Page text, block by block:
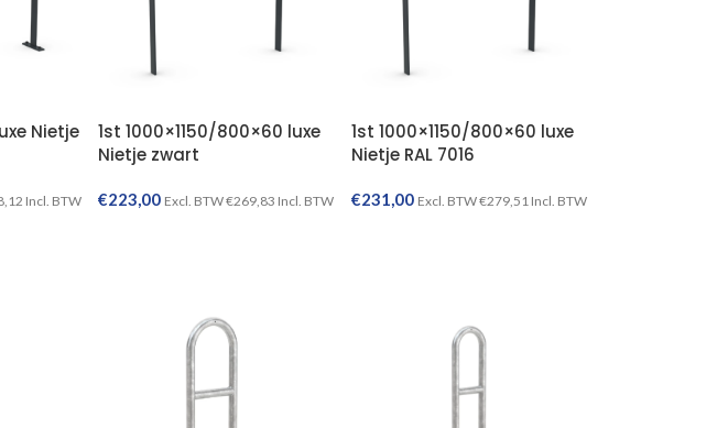
Nietje
Incl. BTW
1st 1000×1150/800×60 luxe
Nietje zwart
€223,00 Excl. BTW€269,83 Incl. BTW
1st 1000×1150/800×60 luxe
Nietje RAL 7016
€231,00 Excl. BTW€279,51 Incl. BTW